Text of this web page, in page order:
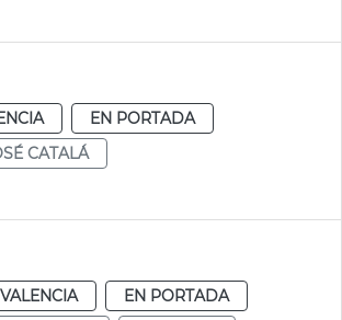
EN PORTADA
CATALÁ
VALENCIA
EN PORTADA